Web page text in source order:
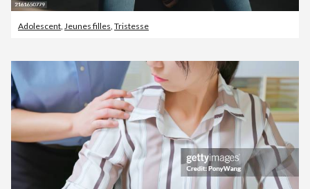
Adolescent, Jeunes filles, Tristesse